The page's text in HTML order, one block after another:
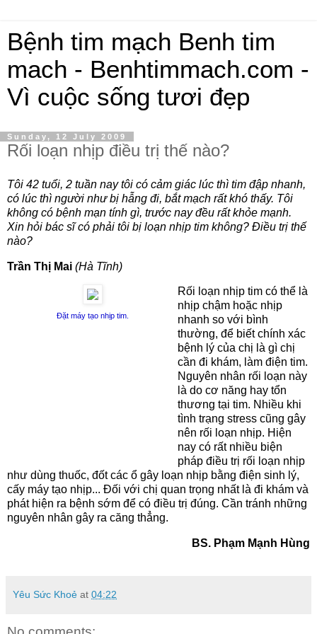
Bệnh tim mạch Benh tim
mach - Benhtimmach.com -
Vì cuộc sống tươi đẹp
Sunday, 12 July 2009
Rối loạn nhịp điều trị thế nào?
Tôi 42 tuổi, 2 tuần nay tôi có cảm giác lúc thì tim đập nhanh,
có lúc thì người như bị hẫng đi, bắt mạch rất khó thấy. Tôi
không có bệnh mạn tính gì, trước nay đều rất khỏe mạnh.
Xin hỏi bác sĩ có phải tôi bị loạn nhịp tim không? Điều trị thế
nào?
Trần Thị Mai (Hà Tĩnh)
Đặt máy tạo nhịp tim.
Rối loạn nhịp tim có thể là
nhịp chậm hoặc nhịp
nhanh so với bình
thường, để biết chính xác
bệnh lý của chị là gì chị
cần đi khám, làm điện tim.
Nguyên nhân rối loạn này
là do cơ năng hay tổn
thương tại tim. Nhiều khi
tình trạng stress cũng gây
nên rối loạn nhịp. Hiện
nay có rất nhiều biện
pháp điều trị rối loạn nhịp
như dùng thuốc, đốt các ổ gây loạn nhịp bằng điện sinh lý,
cấy máy tạo nhịp... Đối với chị quan trọng nhất là đi khám và
phát hiện ra bệnh sớm để có điều trị đúng. Cần tránh những
nguyên nhân gây ra căng thẳng.
BS. Phạm Mạnh Hùng
Yêu Sức Khoẻ at 04:22